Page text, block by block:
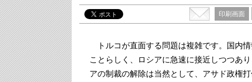
印刷画面
トルコが直面する問題は複雑です。国内
ことらしく、ロシアに急速に接近しつつあ
アの制裁の解除は当然として、アサド政権